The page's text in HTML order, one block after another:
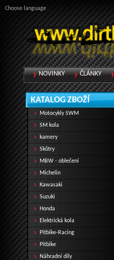
KATALOG ZBOŽÍ
Motocykly SWM
SM kola
kamery
Skůtry
MBW - oblečení
Michelin
Kawasaki
Suzuki
Honda
Elektrická kola
Pitbike-Racing
Pitbike
Náhradní díly
NOVINKY ČLÁNKY
Choose language